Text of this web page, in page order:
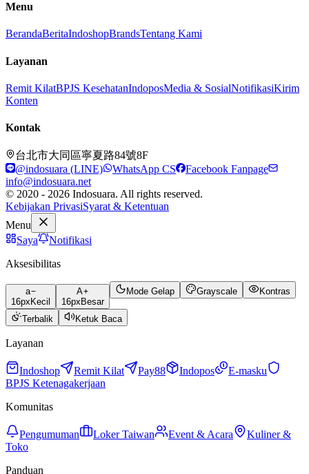
Menu
BerandaBeritaIndoshopBrandsTentang Kami
Layanan
Remit KilatBPJS KesehatanIndoposMedia & SosialNotifikasiKirim
Konten
Kontak
台北市大同區寧夏路84號8F
@indosuara (LINE)
WhatsApp CS
Facebook Fanpage
info@indosuara.net
© 2020 - 2026 Indosuara. All rights reserved.
Kebijakan PrivasiSyarat & Ketentuan
Menu
Saya
Notifikasi
Aksesibilitas
a
16px Kecil
A
16px Besar
Mode Gelap Grayscale Kontras
Terbalik Ketuk Baca
Layanan
Indoshop Remit Kilat Pay88 Indopos
E-masku
BPJS Ketenagakerjaan
Komunitas
Pengumuman Loker Taiwan Event & Acara
Kuliner &
Toko
Panduan